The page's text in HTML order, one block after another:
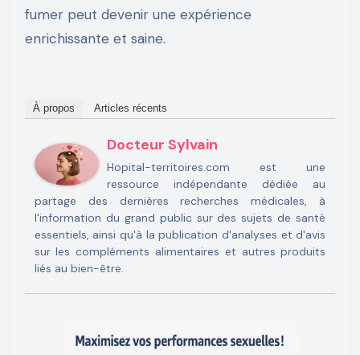
fumer peut devenir une expérience
enrichissante et saine.
À propos Articles récents
Docteur Sylvain
Hopital-territoires.com est une
ressource indépendante dédiée au
partage des dernières recherches médicales, à
l'information du grand public sur des sujets de santé
essentiels, ainsi qu'à la publication d'analyses et d'avis
sur les compléments alimentaires et autres produits
liés au bien-être.